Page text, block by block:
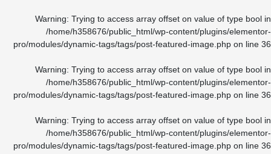
Warning: Trying to access array offset on value of type
/home/h358676/public_html/wp-content/plugins/
pro/modules/dynamic-tags/tags/post-featured-image.phpon line
Warning: Trying to access array offset on value of type
/home/h358676/public_html/wp-content/plugins/
pro/modules/dynamic-tags/tags/post-featured-image.phpon line
Warning: Trying to access array offset on value of type
/home/h358676/public_html/wp-content/plugins/
pro/modules/dynamic-tags/tags/post-featured-image.phpon line